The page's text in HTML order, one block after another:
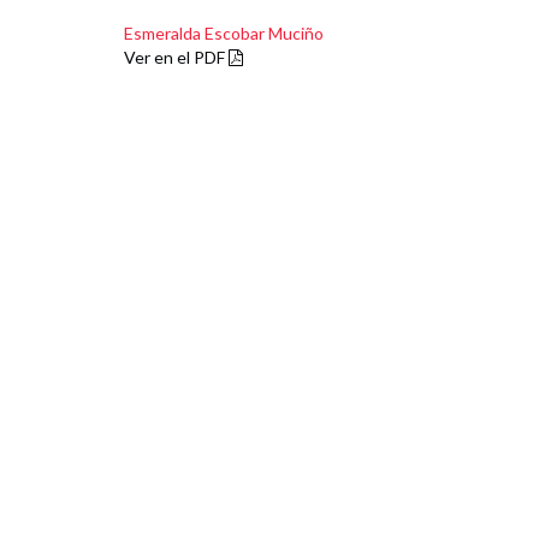
Esmeralda Escobar Muciño
Ver en el PDF